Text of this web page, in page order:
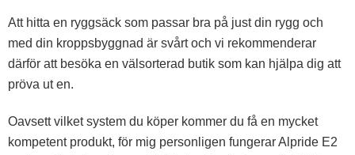
Att hitta en ryggsäck som passar bra på just din rygg och
med din kroppsbyggnad är svårt och vi rekommenderar
därför att besöka en välsorterad butik som kan hjälpa dig att
pröva ut en.
Oavsett vilket system du köper kommer du få en mycket
kompetent produkt, för mig personligen fungerar Alpride E2